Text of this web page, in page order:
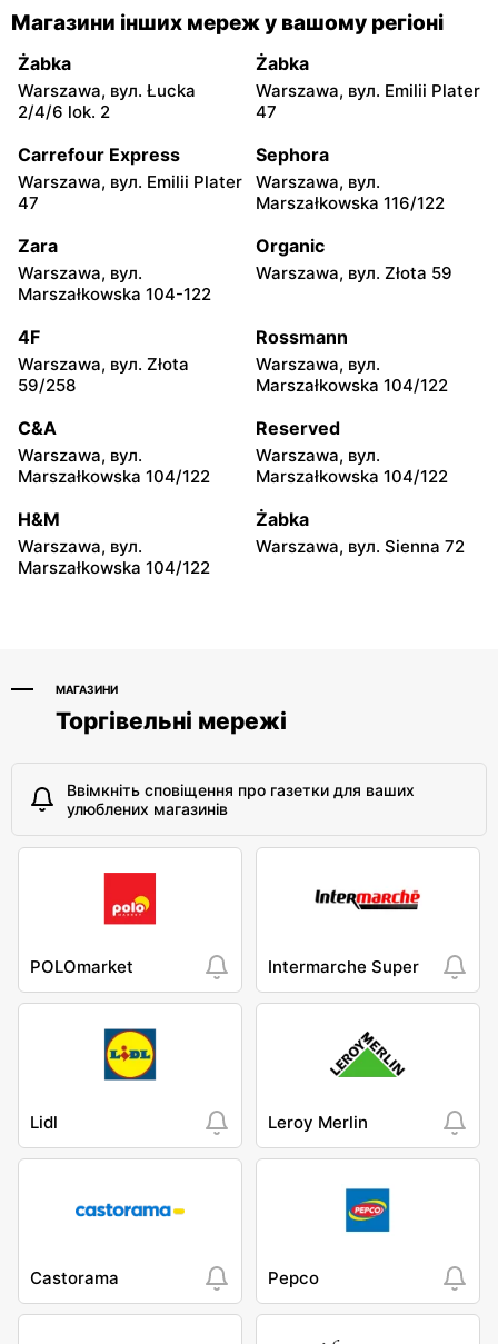
Odido
Warszawa, вул. Portowa 7
Odido
Ząbki, вул. Szwoleżerów 24
Odido
Rybie, вул. 19 Kwietnia 62
Odido
Warszawa, вул. Stanisława
Odido
Łomianki, вул. Dolna 47
Odido
Pruszków, вул. Sadowa 2
Odido
Kobyłka, вул. Mjr. Hubala 15
Odido
Pruszków, вул. Ewy 14a
Kobyłka, вул. Nadarzyn 8
Pruszków, вул.
Emancypantek 4
Truskaw, вул. 3 Maja 64
Stanisławów Pierwszy, вул.
Graniczna 1
Łazy, вул. Łączności 20
Legionowo, вул.
Zegrzyńska 27A
Магазини інших мереж у вашому регіоні
Żabka
Warszawa, вул. Łucka
2/4/6 lok. 2
Żabka
Warszawa, вул. Emilii Plater
47
Carrefour Express
Warszawa, вул. Emilii Plater
47
Sephora
Warszawa, вул.
Marszałkowska 116/122
Zara
Warszawa, вул.
Marszałkowska 104-122
Organic
Warszawa, вул. Złota 59
4F
Warszawa, вул. Złota
59/258
Rossmann
Warszawa, вул.
Marszałkowska 104/122
C&A
Warszawa, вул.
Marszałkowska 104/122
Reserved
Warszawa, вул.
Marszałkowska 104/122
H&M
Warszawa, вул.
Marszałkowska 104/122
Żabka
Warszawa, вул. Sienna 72
МАГАЗИНИ
Торгівельні мережі
Ввімкніть сповіщення про газетки для ваших
улюблених магазинів
POLOmarket Intermarche Super
Lidl Leroy Merlin
Castorama Pepco